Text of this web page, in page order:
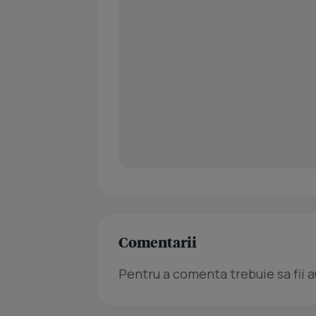
Comentarii
Pentru a comenta trebuie sa fii